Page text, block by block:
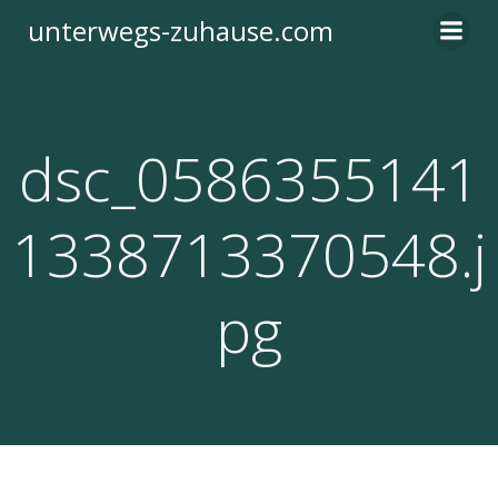
Inhalt
unterwegs-zuhause.com
dsc_0586355141
1338713370548.j
pg